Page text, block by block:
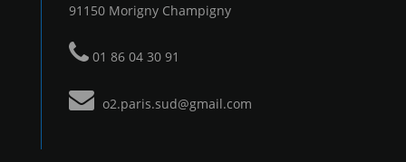
91150 Morigny Champigny
01 86 04 30 91
o2.paris.sud@gmail.com